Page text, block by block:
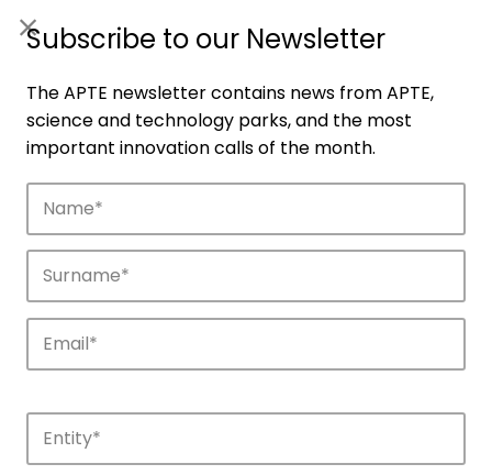
Companies
innovation in APTE’s parks.
Subscribe to our Newsletter
The APTE newsletter contains news from APTE,
science and technology parks, and the most
important innovation calls of the month.